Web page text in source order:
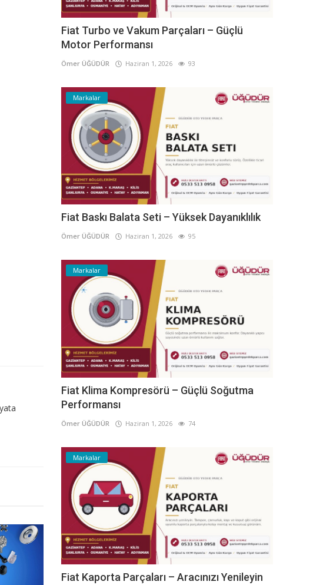
Fiat Turbo ve Vakum Parçaları – Güçlü
Motor Performansı
Ömer ÜĞÜDÜR Haziran 1, 2026 93
Markalar
Fiat Baskı Balata Seti – Yüksek Dayanıklılık
Ömer ÜĞÜDÜR Haziran 1, 2026 95
Markalar
Fiat Klima Kompresörü – Güçlü Soğutma
Performansı
Ömer ÜĞÜDÜR Haziran 1, 2026 74
Markalar
Fiat Kaporta Parçaları – Aracınızı Yenileyin